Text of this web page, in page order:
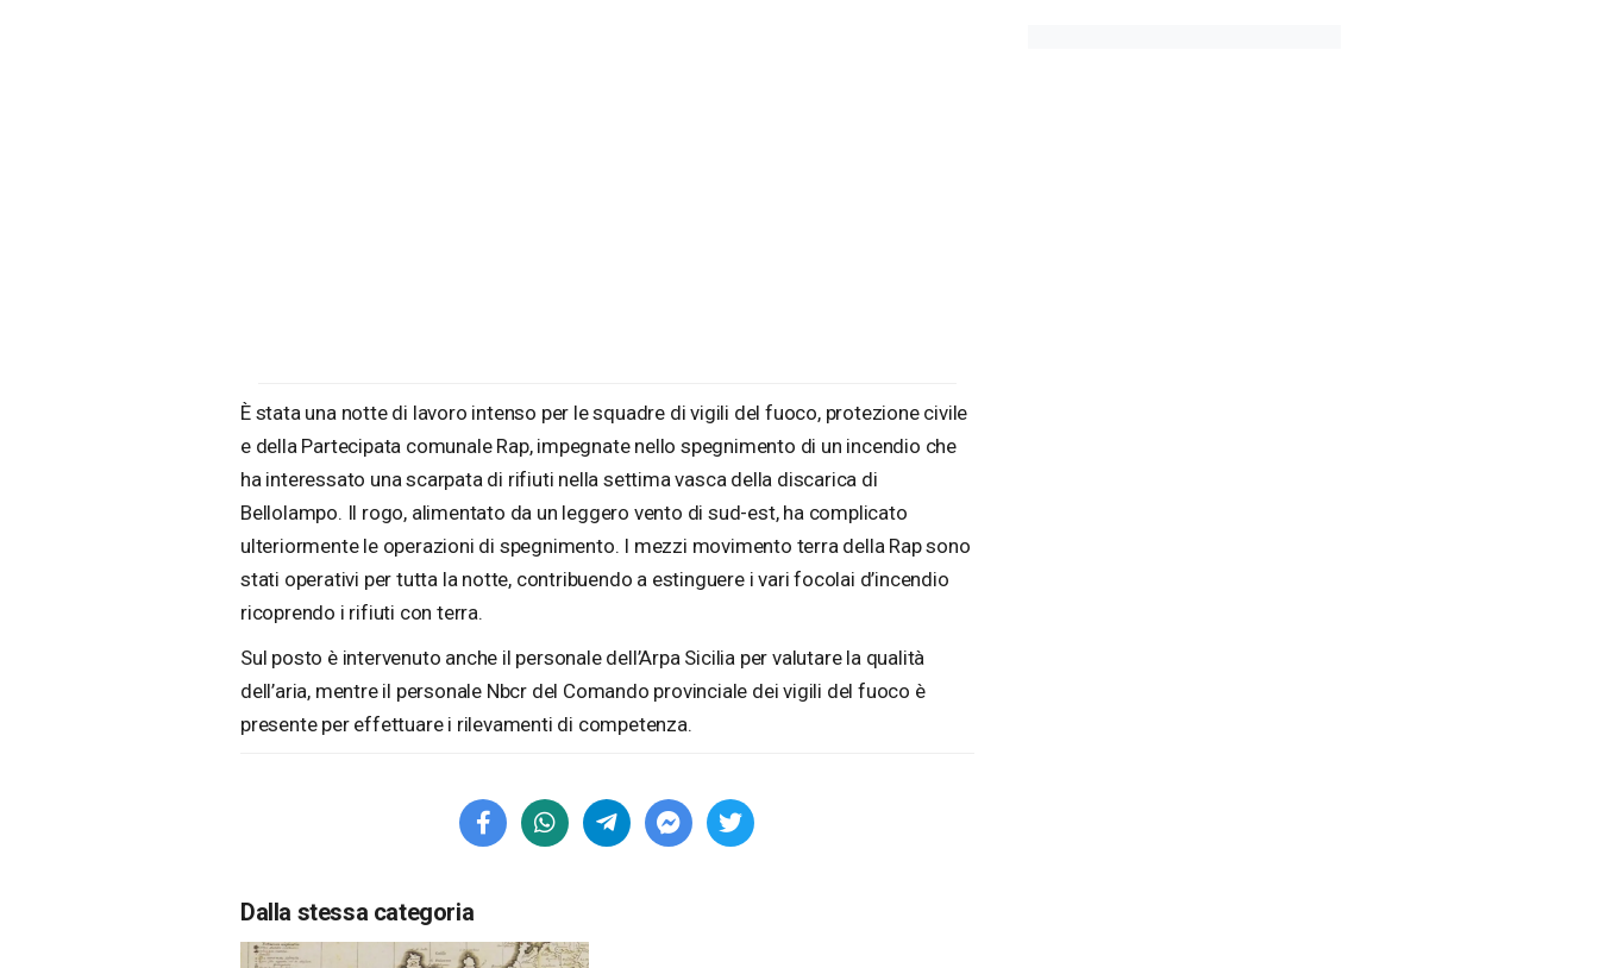
È stata una notte di lavoro intenso per le squadre di vigili del fuoco, protezione civile
e della Partecipata comunale Rap, impegnate nello spegnimento di un incendio che
ha interessato una scarpata di rifiuti nella settima vasca della discarica di
Bellolampo. Il rogo, alimentato da un leggero vento di sud-est, ha complicato
ulteriormente le operazioni di spegnimento. I mezzi movimento terra della Rap sono
stati operativi per tutta la notte, contribuendo a estinguere i vari focolai d’incendio
ricoprendo i rifiuti con terra.
Sul posto è intervenuto anche il personale dell’Arpa Sicilia per valutare la qualità
dell’aria, mentre il personale Nbcr del Comando provinciale dei vigili del fuoco è
presente per effettuare i rilevamenti di competenza.
Dalla stessa categoria